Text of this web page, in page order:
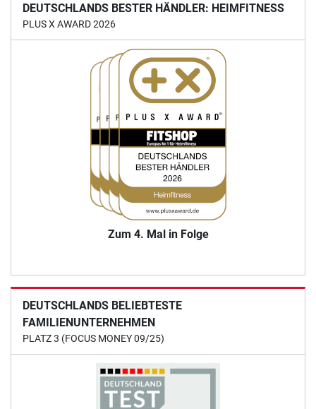
DEUTSCHLANDS BESTER HÄNDLER: HEIMFITNESS
PLUS X AWARD 2026
Zum 4. Mal in Folge
DEUTSCHLANDS BELIEBTESTE
FAMILIENUNTERNEHMEN
PLATZ 3 (FOCUS MONEY 09/25)